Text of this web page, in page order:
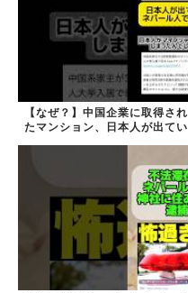
【なぜ？】中国企業に取得され
たマンション、日本人が出てい